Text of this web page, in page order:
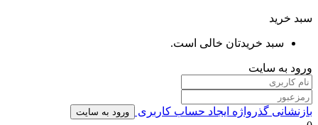
سبد خرید
سبد خریدتان خالی است.
ورود به سایت
بازنشانی گذرواژه ایجاد حساب کاربری ورود به سایت